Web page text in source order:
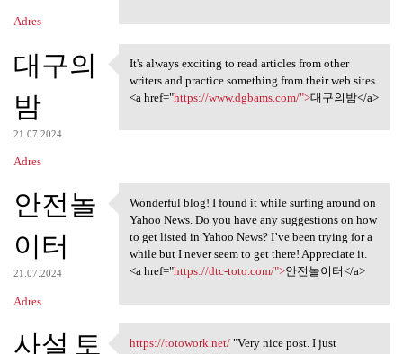
Adres
대구의
밤
21.07.2024
Adres
It's always exciting to read
It's always exciting to read articles from other
writers and practice something from their web sites
<a href="https://www.dgbams.com/">대구의밤</a>
안전놀
이터
21.07.2024
Adres
Wonderful blog! I found it
Wonderful blog! I found it while surfing around on
Yahoo News. Do you have any suggestions on how
to get listed in Yahoo News? I’ve been trying for a
while but I never seem to get there! Appreciate it.
<a href="https://dtc-toto.com/">안전놀이터</a>
사설 토
https://totowork.net/"Very nice post. I just